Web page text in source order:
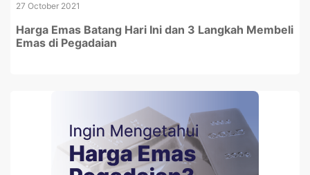
27 October 2021
Harga Emas Batang Hari Ini dan 3 Langkah Membeli
Emas di Pegadaian